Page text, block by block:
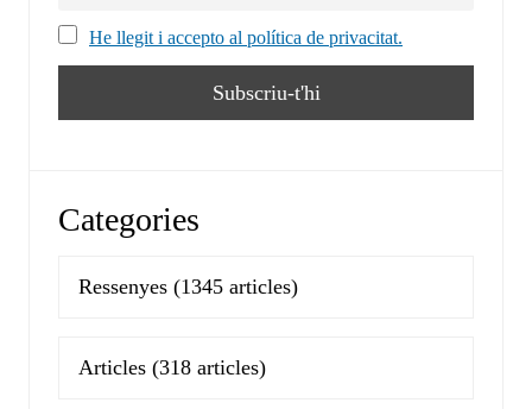
He llegit i accepto al política de privacitat.
Categories
Ressenyes (1345 articles)
Articles (318 articles)